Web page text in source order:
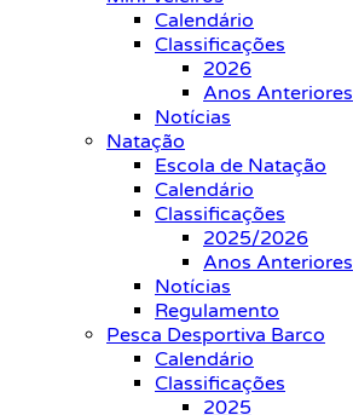
Calendário
Classificações
2026
Anos Anteriores
Notícias
Natação
Escola de Natação
Calendário
Classificações
2025/2026
Anos Anteriores
Notícias
Regulamento
Pesca Desportiva Barco
Calendário
Classificações
2025